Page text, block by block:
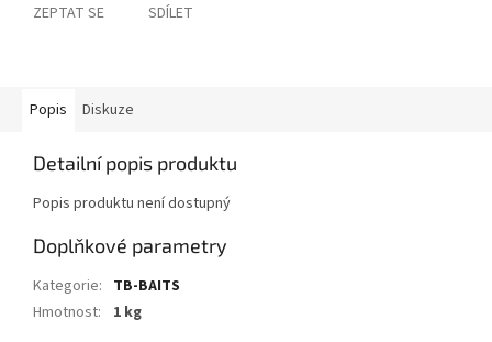
ZEPTAT SE SDÍLET
Popis Diskuze
Detailní popis produktu
Popis produktu není dostupný
Doplňkové parametry
Kategorie: TB-BAITS
Hmotnost: 1 kg